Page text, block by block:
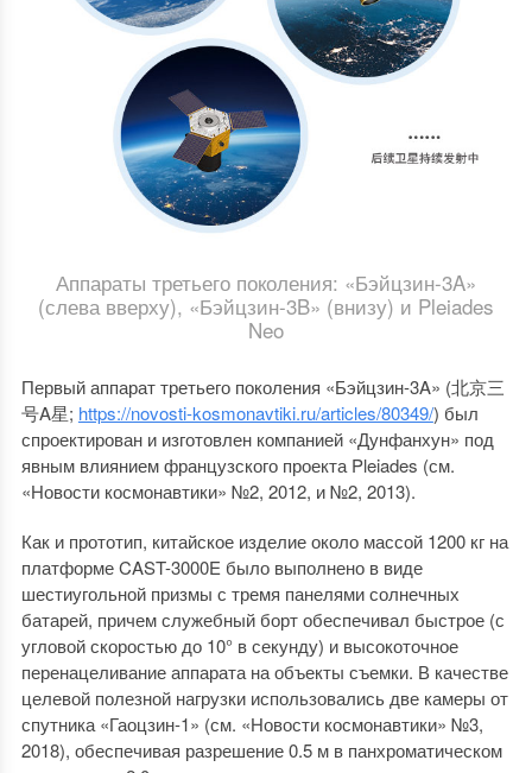
Аппараты третьего поколения: «Бэйцзин-3A»
(слева вверху), «Бэйцзин-3B» (внизу) и Pleiades
Neo
Первый аппарат третьего поколения «Бэйцзин-3A» (北京三
号A星; https://novosti-kosmonavtiki.ru/articles/80349/) был
спроектирован и изготовлен компанией «Дунфанхун» под
явным влиянием французского проекта Pleiades (см.
«Новости космонавтики» №2, 2012, и №2, 2013).
Как и прототип, китайское изделие около массой 1200 кг на
платформе CAST-3000E было выполнено в виде
шестиугольной призмы с тремя панелями солнечных
батарей, причем служебный борт обеспечивал быстрое (с
угловой скоростью до 10° в секунду) и высокоточное
перенацеливание аппарата на объекты съемки. В качестве
целевой полезной нагрузки использовались две камеры от
спутника «Гаоцзин-1» (см. «Новости космонавтики» №3,
2018), обеспечивая разрешение 0.5 м в панхроматическом